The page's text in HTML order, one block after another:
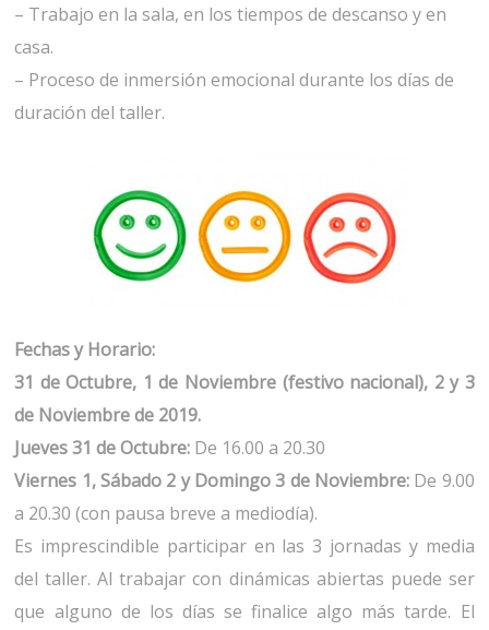
– Trabajo en la sala, en los tiempos de descanso y en
casa.
– Proceso de inmersión emocional durante los días de
duración del taller.
Fechas y Horario:
31 de Octubre, 1 de Noviembre (festivo nacional), 2 y 3
de Noviembre de 2019.
Jueves 31 de Octubre: De 16.00 a 20.30
Viernes 1, Sábado 2 y Domingo 3 de Noviembre: De 9.00
a 20.30 (con pausa breve a mediodía).
Es imprescindible participar en las 3 jornadas y media
del taller. Al trabajar con dinámicas abiertas puede ser
que alguno de los días se finalice algo más tarde. El